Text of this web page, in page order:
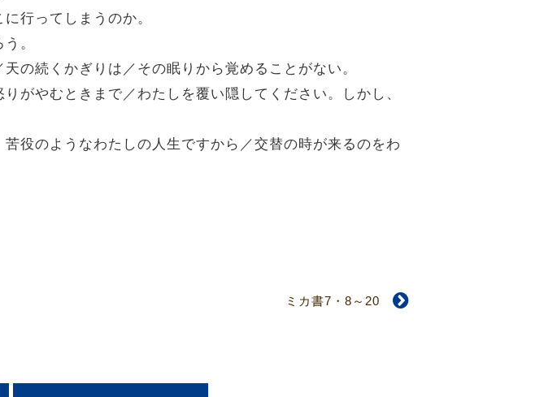
行ってしまうのか。
。
の続くかぎりは／その眠りから覚めることがない。
がやむときまで／わたしを覆い隠してください。しかし、
役のようなわたしの人生ですから／交替の時が来るのをわ
ミカ書7・8～20